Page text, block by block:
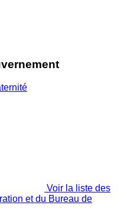
Voir la liste des
et du Bureau de